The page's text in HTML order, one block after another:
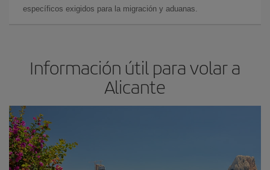
específicos exigidos para la migración y aduanas.
Información útil para volar a
Alicante